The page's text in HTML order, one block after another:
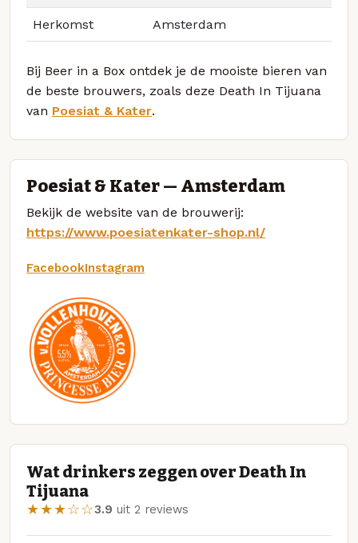
Herkomst Amsterdam
Bij Beer in a Box ontdek je de mooiste bieren van
de beste brouwers, zoals deze Death In Tijuana
van Poesiat & Kater.
Poesiat & Kater — Amsterdam
Bekijk de website van de brouwerij:
https://www.poesiatenkater-shop.nl/
FacebookInstagram
Wat drinkers zeggen over Death In
Tijuana
★★★☆☆3.9 uit 2 reviews